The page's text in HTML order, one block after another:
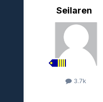
Seilaren
3.7k